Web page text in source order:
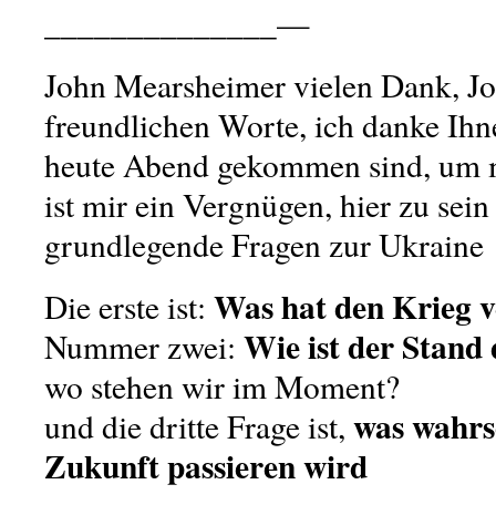
______________—
John Mearsheimer vielen Dank,
freundlichen Worte, ich danke
heute Abend gekommen sind, um
ist mir ein Vergnügen, hier zu
grundlegende Fragen zur Ukraine
Die erste ist: Was hat den Krieg
Nummer zwei: Wie ist der Stand
wo stehen wir im Moment?
und die dritte Frage ist, was
Zukunft passieren wird